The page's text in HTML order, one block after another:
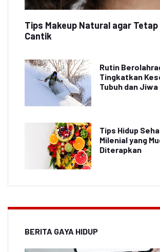
Tips Makeup Natural agar
Cantik
Rutin
Tingkatkan
Tubuh dan Jiwa
Tips Hidup
Milenial yang
Diterapkan
BERITA GAYA HIDUP